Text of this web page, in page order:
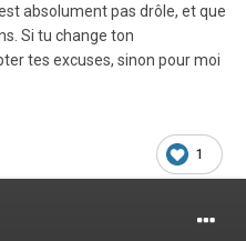
absolument pas drôle, et que
Si tu change ton
tes excuses, sinon pour moi
1